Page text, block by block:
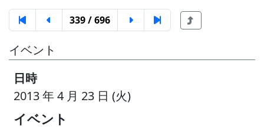
339 / 696
イベント
日時
2013 年 4 月 23 日 (火)
イベント